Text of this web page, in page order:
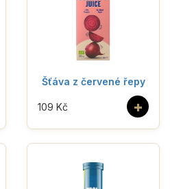
Šťáva z červené řepy
+
109 Kč